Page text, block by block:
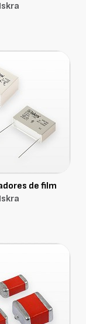
Iskra
de film
Iskra